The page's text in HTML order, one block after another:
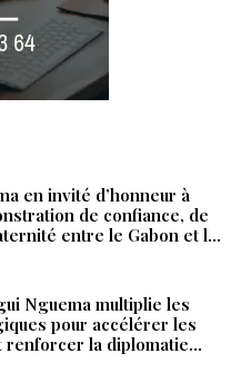
en invité d’honneur à
de confiance, de
entre le Gabon et la
Nguema multiplie les
pour accélérer les
renforcer la diplomatie